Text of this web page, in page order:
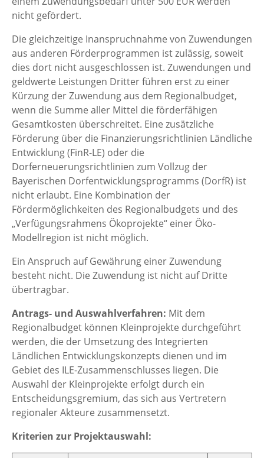
nicht gefördert.
Die gleichzeitige Inanspruchnahme von Zuwendungen
aus anderen Förderprogrammen ist zulässig, soweit
dies dort nicht ausgeschlossen ist. Zuwendungen und
geldwerte Leistungen Dritter führen erst zu einer
Kürzung der Zuwendung aus dem Regionalbudget,
wenn die Summe aller Mittel die förderfähigen
Gesamtkosten überschreitet. Eine zusätzliche
Förderung über die Finanzierungsrichtlinien Ländliche
Entwicklung (FinR-LE) oder die
Dorferneuerungsrichtlinien zum Vollzug der
Bayerischen Dorfentwicklungsprogramms (DorfR) ist
nicht erlaubt. Eine Kombination der
Fördermöglichkeiten des Regionalbudgets und des
„Verfügungsrahmens Ökoprojekte“ einer Öko-
Modellregion ist nicht möglich.
Ein Anspruch auf Gewährung einer Zuwendung
besteht nicht. Die Zuwendung ist nicht auf Dritte
übertragbar.
Antrags- und Auswahlverfahren: Mit dem
Regionalbudget können Kleinprojekte durchgeführt
werden, die der Umsetzung des Integrierten
Ländlichen Entwicklungskonzepts dienen und im
Gebiet des ILE-Zusammenschlusses liegen. Die
Auswahl der Kleinprojekte erfolgt durch ein
Entscheidungsgremium, das sich aus Vertretern
regionaler Akteure zusammensetzt.
Kriterien zur Projektauswahl: